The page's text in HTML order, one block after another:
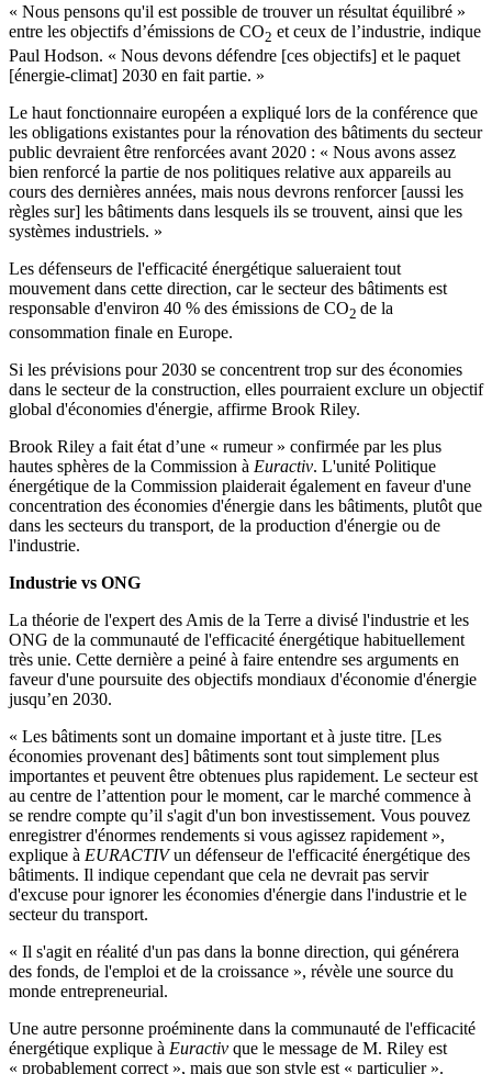
« Nous pensons qu'il est possible de trouver un résultat équilibré »
entre les objectifs d’émissions de CO2 et ceux de l’industrie, indique
Paul Hodson. « Nous devons défendre [ces objectifs] et le paquet
[énergie-climat] 2030 en fait partie. »
Le haut fonctionnaire européen a expliqué lors de la conférence que
les obligations existantes pour la rénovation des bâtiments du secteur
public devraient être renforcées avant 2020 : « Nous avons assez
bien renforcé la partie de nos politiques relative aux appareils au
cours des dernières années, mais nous devrons renforcer [aussi les
règles sur] les bâtiments dans lesquels ils se trouvent, ainsi que les
systèmes industriels. »
Les défenseurs de l'efficacité énergétique salueraient tout
mouvement dans cette direction, car le secteur des bâtiments est
responsable d'environ 40 % des émissions de CO2 de la
consommation finale en Europe.
Si les prévisions pour 2030 se concentrent trop sur des économies
dans le secteur de la construction, elles pourraient exclure un objectif
global d'économies d'énergie, affirme Brook Riley.
Brook Riley a fait état d’une « rumeur » confirmée par les plus
hautes sphères de la Commission à Euractiv. L'unité Politique
énergétique de la Commission plaiderait également en faveur d'une
concentration des économies d'énergie dans les bâtiments, plutôt que
dans les secteurs du transport, de la production d'énergie ou de
l'industrie.
Industrie vs ONG
La théorie de l'expert des Amis de la Terre a divisé l'industrie et les
ONG de la communauté de l'efficacité énergétique habituellement
très unie. Cette dernière a peiné à faire entendre ses arguments en
faveur d'une poursuite des objectifs mondiaux d'économie d'énergie
jusqu’en 2030.
« Les bâtiments sont un domaine important et à juste titre. [Les
économies provenant des] bâtiments sont tout simplement plus
importantes et peuvent être obtenues plus rapidement. Le secteur est
au centre de l’attention pour le moment, car le marché commence à
se rendre compte qu’il s'agit d'un bon investissement. Vous pouvez
enregistrer d'énormes rendements si vous agissez rapidement »,
explique à EURACTIVun défenseur de l'efficacité énergétique des
bâtiments. Il indique cependant que cela ne devrait pas servir
d'excuse pour ignorer les économies d'énergie dans l'industrie et le
secteur du transport.
« Il s'agit en réalité d'un pas dans la bonne direction, qui générera
des fonds, de l'emploi et de la croissance », révèle une source du
monde entrepreneurial.
Une autre personne proéminente dans la communauté de l'efficacité
énergétique explique à Euractiv que le message de M. Riley est
« probablement correct », mais que son style est « particulier ».